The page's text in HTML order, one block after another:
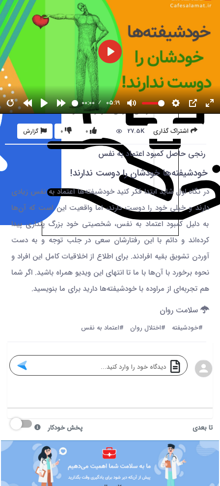
00:00 05:19
اشتراک گذاری 27.5K گزارش 0 0
رنجی حاصل کمبود اعتماد به نفس
خودشیفته‌ها خودشان را دوست ندارند!
در نگاه اول شاید ابتدا فکر کنید خودشیفته‌ها اعتماد به نفس زیادی
دارند و خیلی خود را دوست دارند، اما واقعیت این است که آن‌ها
به دلیل کمبود اعتماد به نفس، شخصیتی خود بزرگ پنداری پیدا
کرده‌اند و دائم با این رفتارشان سعی در جلب توجه و به دست
آوردن تشویق بقیه افرادند. برای اطلاع از اخلاقیات کامل این افراد و
نحوه برخورد با آن‌ها با ما تا انتهای این ویدیو همراه باشید. اگر شما
هم تجربه‌ای از مراوده با خودشیفته‌ها دارید برای ما بنویسید.
سلامت روان
#خودشیفته #اختلال روان #اعتماد به نفس
تا بعدی پخش خودکار